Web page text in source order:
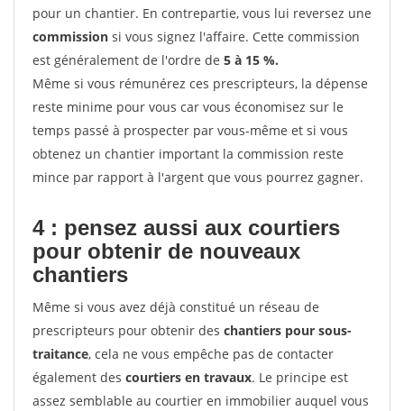
pour un chantier. En contrepartie, vous lui reversez une
commission si vous signez l'affaire. Cette commission
est généralement de l'ordre de 5 à 15 %.
Même si vous rémunérez ces prescripteurs, la dépense
reste minime pour vous car vous économisez sur le
temps passé à prospecter par vous-même et si vous
obtenez un chantier important la commission reste
mince par rapport à l'argent que vous pourrez gagner.
4 : pensez aussi aux courtiers
pour obtenir de nouveaux
chantiers
Même si vous avez déjà constitué un réseau de
prescripteurs pour obtenir des chantiers pour sous-
traitance, cela ne vous empêche pas de contacter
également des courtiers en travaux. Le principe est
assez semblable au courtier en immobilier auquel vous